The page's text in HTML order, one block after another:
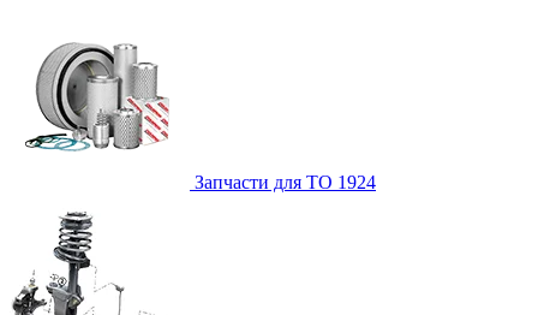
Запчасти для ТО 1924